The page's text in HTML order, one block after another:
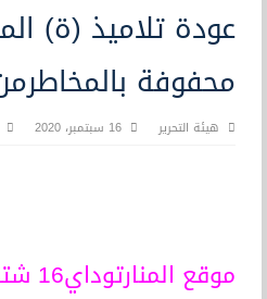
عودة تلاميذ (ة)
محفوفة
هيئة التحرير 16 سبتمبر، 2020
موقع المنارتوداي16 شتنبر2020.